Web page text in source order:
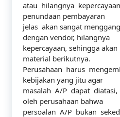
atau hilangnya
penundaan pembayaran
jelas akan sangat
dengan vendor, hilangnya
kepercayaan, sehingga
material berikutnya.
Perusahaan harus
kebijakan yang jitu agar
masalah A/P dapat diatasi,
oleh perusahaan bahwa
persoalan A/P bukan